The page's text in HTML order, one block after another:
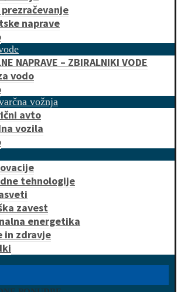
prezračevanje
naprave
NAPRAVE – ZBIRALNIKI VODE
vodo
vožnja
avto
vozila
tehnologije
zavest
energetika
in zdravje